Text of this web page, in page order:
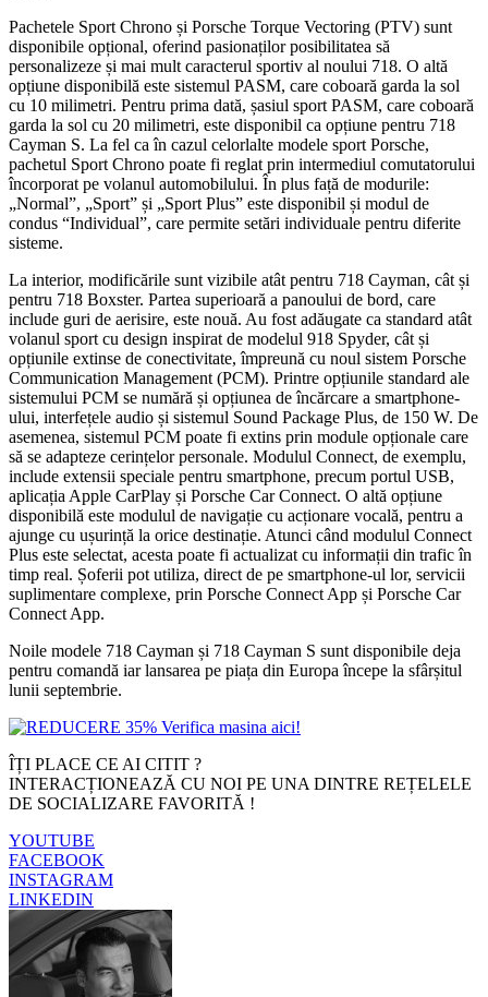
Pachetele Sport Chrono și Porsche Torque Vectoring (PTV) sunt
disponibile opțional, oferind pasionaților posibilitatea să
personalizeze și mai mult caracterul sportiv al noului 718. O altă
opțiune disponibilă este sistemul PASM, care coboară garda la sol
cu 10 milimetri. Pentru prima dată, șasiul sport PASM, care coboară
garda la sol cu 20 milimetri, este disponibil ca opțiune pentru 718
Cayman S. La fel ca în cazul celorlalte modele sport Porsche,
pachetul Sport Chrono poate fi reglat prin intermediul comutatorului
încorporat pe volanul automobilului. În plus față de modurile:
„Normal”, „Sport” și „Sport Plus” este disponibil și modul de
condus “Individual”, care permite setări individuale pentru diferite
sisteme.
La interior, modificările sunt vizibile atât pentru 718 Cayman, cât și
pentru 718 Boxster. Partea superioară a panoului de bord, care
include guri de aerisire, este nouă. Au fost adăugate ca standard atât
volanul sport cu design inspirat de modelul 918 Spyder, cât și
opțiunile extinse de conectivitate, împreună cu noul sistem Porsche
Communication Management (PCM). Printre opțiunile standard ale
sistemului PCM se numără și opțiunea de încărcare a smartphone-
ului, interfețele audio și sistemul Sound Package Plus, de 150 W. De
asemenea, sistemul PCM poate fi extins prin module opționale care
să se adapteze cerințelor personale. Modulul Connect, de exemplu,
include extensii speciale pentru smartphone, precum portul USB,
aplicația Apple CarPlay și Porsche Car Connect. O altă opțiune
disponibilă este modulul de navigație cu acționare vocală, pentru a
ajunge cu ușurință la orice destinație. Atunci când modulul Connect
Plus este selectat, acesta poate fi actualizat cu informații din trafic în
timp real. Șoferii pot utiliza, direct de pe smartphone-ul lor, servicii
suplimentare complexe, prin Porsche Connect App și Porsche Car
Connect App.
Noile modele 718 Cayman și 718 Cayman S sunt disponibile deja
pentru comandă iar lansarea pe piața din Europa începe la sfârșitul
lunii septembrie.
ÎȚI PLACE CE AI CITIT ?
INTERACȚIONEAZĂ CU NOI PE UNA DINTRE REȚELELE
DE SOCIALIZARE FAVORITĂ !
YOUTUBE
FACEBOOK
INSTAGRAM
LINKEDIN